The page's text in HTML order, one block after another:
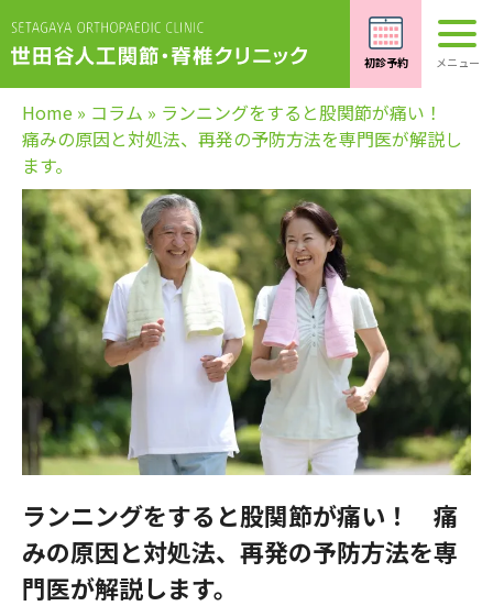
Home » コラム » ランニングをすると股関節が痛い！
痛みの原因と対処法、再発の予防方法を専門医が解説し
ます。
ランニングをすると股関節が痛い！ 痛
みの原因と対処法、再発の予防方法を専
門医が解説します。